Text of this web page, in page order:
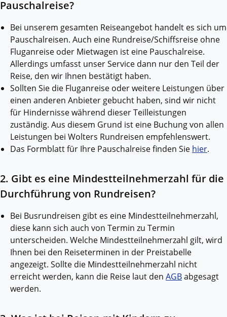
Pauschalreise?
Bei unserem gesamten Reiseangebot handelt es sich um
Pauschalreisen. Auch eine Rundreise/Schiffsreise ohne
Fluganreise oder Mietwagen ist eine Pauschalreise.
Allerdings umfasst unser Service dann nur den Teil der
Reise, den wir Ihnen bestätigt haben.
Sollten Sie die Fluganreise oder weitere Leistungen über
einen anderen Anbieter gebucht haben, sind wir nicht
für Hindernisse während dieser Teilleistungen
zuständig. Aus diesem Grund ist eine Buchung von allen
Leistungen bei Wolters Rundreisen empfehlenswert.
Das Formblatt für Ihre Pauschalreise finden Sie hier.
2. Gibt es eine Mindestteilnehmerzahl für die
Durchführung von Rundreisen?
Bei Busrundreisen gibt es eine Mindestteilnehmerzahl,
diese kann sich auch von Termin zu Termin
unterscheiden. Welche Mindestteilnehmerzahl gilt, wird
Ihnen bei den Reiseterminen in der Preistabelle
angezeigt. Sollte die Mindestteilnehmerzahl nicht
erreicht werden, kann die Reise laut den AGBabgesagt
werden.